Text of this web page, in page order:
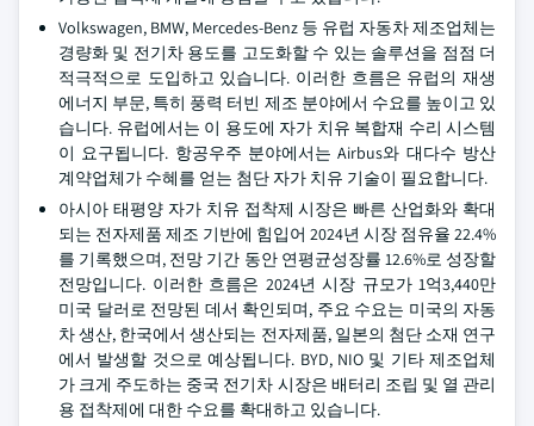
Volkswagen, BMW, Mercedes-Benz 등 유럽 자동차 제조업체는
경량화 및 전기차 용도를 고도화할 수 있는 솔루션을 점점 더
적극적으로 도입하고 있습니다. 이러한 흐름은 유럽의 재생
에너지 부문, 특히 풍력 터빈 제조 분야에서 수요를 높이고 있
습니다. 유럽에서는 이 용도에 자가 치유 복합재 수리 시스템
이 요구됩니다. 항공우주 분야에서는 Airbus와 대다수 방산
계약업체가 수혜를 얻는 첨단 자가 치유 기술이 필요합니다.
아시아 태평양 자가 치유 접착제 시장은 빠른 산업화와 확대
되는 전자제품 제조 기반에 힘입어 2024년 시장 점유율 22.4%
를 기록했으며, 전망 기간 동안 연평균성장률 12.6%로 성장할
전망입니다. 이러한 흐름은 2024년 시장 규모가 1억3,440만
미국 달러로 전망된 데서 확인되며, 주요 수요는 미국의 자동
차 생산, 한국에서 생산되는 전자제품, 일본의 첨단 소재 연구
에서 발생할 것으로 예상됩니다. BYD, NIO 및 기타 제조업체
가 크게 주도하는 중국 전기차 시장은 배터리 조립 및 열 관리
용 접착제에 대한 수요를 확대하고 있습니다.